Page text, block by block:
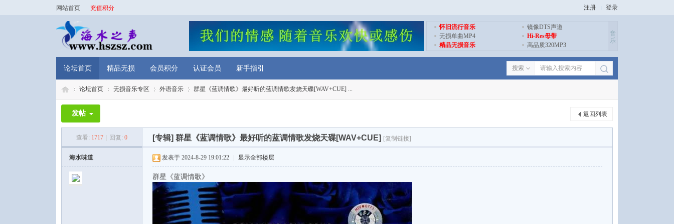
网站首页 充值积分 注册 登录
怀旧流行音乐
镜像DTS声道
无损单曲MP4
Hi-Res母带
精品无损音乐
高品质320MP3
音
乐
论坛首页 精品无损 会员积分 认证会员 新手指引 搜索
论坛首页 无损音乐专区 外语音乐
›
群星《蓝调情歌》最好听的蓝调情歌发烧天碟[WAV+CUE] ...
返回列表
发帖
查看: 1717 回复: 0 [专辑] 群星《蓝调情歌》最好听的蓝调情歌发烧天碟[WAV+CUE] [复制链接]
海水味道 发表于 2024-8-29 19:01:22 显示全部楼层
群星《蓝调情歌》